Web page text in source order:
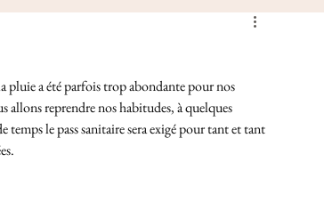
pluie a été parfois trop abondante pour nos
allons reprendre nos habitudes, à quelques
temps le pass sanitaire sera exigé pour tant et tant